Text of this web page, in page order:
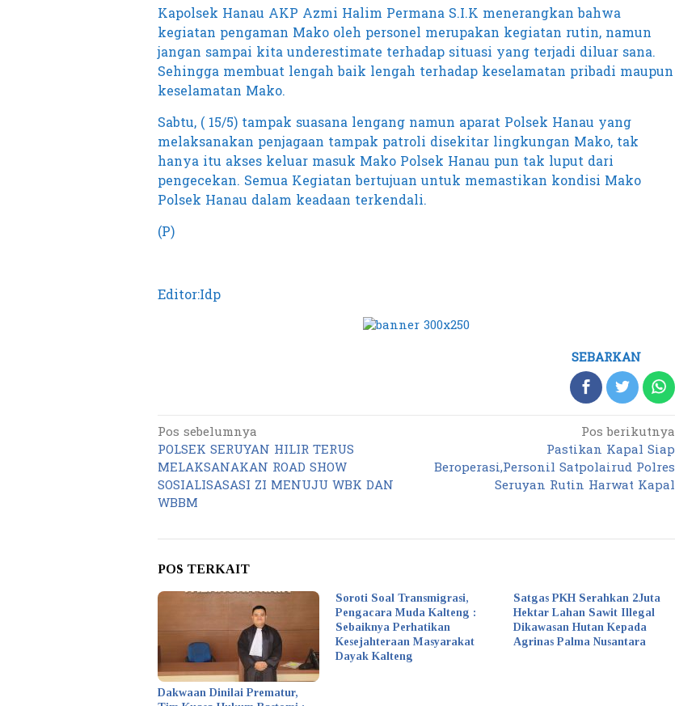
Kapolsek Hanau AKP Azmi Halim Permana S.I.K menerangkan bahwa
kegiatan pengaman Mako oleh personel merupakan kegiatan rutin, namun
jangan sampai kita underestimate terhadap situasi yang terjadi diluar sana.
Sehingga membuat lengah baik lengah terhadap keselamatan pribadi maupun
keselamatan Mako.
Sabtu, ( 15/5) tampak suasana lengang namun aparat Polsek Hanau yang
melaksanakan penjagaan tampak patroli disekitar lingkungan Mako, tak
hanya itu akses keluar masuk Mako Polsek Hanau pun tak luput dari
pengecekan. Semua Kegiatan bertujuan untuk memastikan kondisi Mako
Polsek Hanau dalam keadaan terkendali.
(P)
Editor:Idp
SEBARKAN
Navigasi
pos
Pos sebelumnya
POLSEK SERUYAN HILIR TERUS
MELAKSANAKAN ROAD SHOW
SOSIALISASASI ZI MENUJU WBK DAN
WBBM
Pos berikutnya
Pastikan Kapal Siap
Beroperasi,Personil Satpolairud Polres
Seruyan Rutin Harwat Kapal
POS TERKAIT
Dakwaan Dinilai Prematur,
Soroti Soal Transmigrasi,
Pengacara Muda Kalteng :
Sebaiknya Perhatikan
Kesejahteraan Masyarakat
Dayak Kalteng
Satgas PKH Serahkan 2Juta
Hektar Lahan Sawit Illegal
Dikawasan Hutan Kepada
Agrinas Palma Nusantara